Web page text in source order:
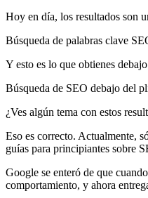
Hoy en día, los resultados son
Búsqueda de palabras clave
Y esto es lo que obtienes
Búsqueda de SEO debajo del
¿Ves algún tema con estos
Eso es correcto. Actualmente,
guías para principiantes sobre
Google se enteró de que
comportamiento, y ahora